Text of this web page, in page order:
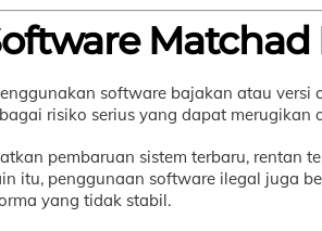
Matchad
software bajakan atau versi
risiko serius yang dapat merugikan
pembaruan sistem terbaru, rentan
itu, penggunaan software ilegal juga
yang tidak stabil.